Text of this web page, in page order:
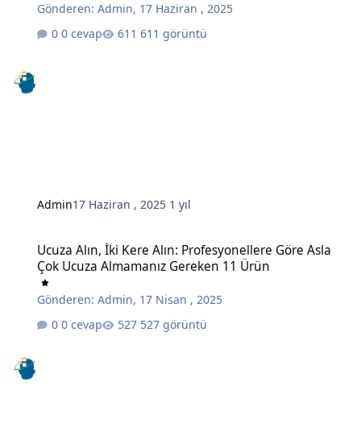
Gönderen:Admin, 17 Haziran , 2025
0 cevap
611 görüntü
Admin17 Haziran , 2025 1 yıl
Ucuza Alın, İki Kere Alın: Profesyonellere Göre Asla
Çok Ucuza Almamanız Gereken 11 Ürün
Gönderen:Admin, 17 Nisan , 2025
0 cevap
527 görüntü